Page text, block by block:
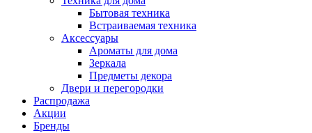
Бытовая техника
Встраиваемая техника
Аксессуары
Ароматы для дома
Зеркала
Предметы декора
Двери и перегородки
Распродажа
Акции
Бренды